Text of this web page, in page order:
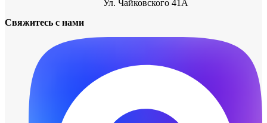
Ул. Чайковского 41А
Свяжитесь с нами